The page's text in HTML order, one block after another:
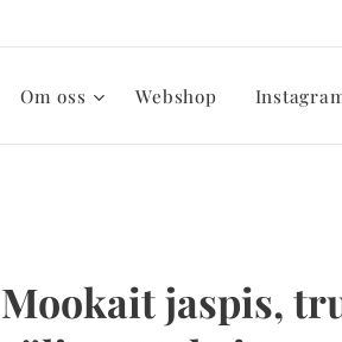
Om oss Webshop
Mookait jaspis,